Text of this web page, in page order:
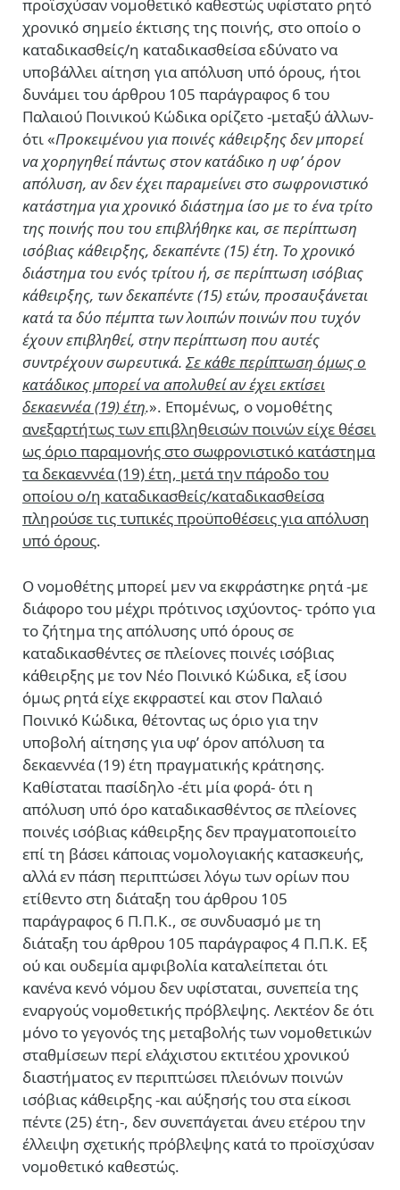
προϊσχύσαν νομοθετικό καθεστώς υφίστατο ρητό
χρονικό σημείο έκτισης της ποινής, στο οποίο ο
καταδικασθείς/η καταδικασθείσα εδύνατο να
υποβάλλει αίτηση για απόλυση υπό όρους, ήτοι
δυνάμει του άρθρου 105 παράγραφος 6 του
Παλαιού Ποινικού Κώδικα ορίζετο -μεταξύ άλλων-
ότι «Προκειμένου για ποινές κάθειρξης δεν μπορεί
να χορηγηθεί πάντως στον κατάδικο η υφ’ όρον
απόλυση, αν δεν έχει παραμείνει στο σωφρονιστικό
κατάστημα για χρονικό διάστημα ίσο με το ένα τρίτο
της ποινής που του επιβλήθηκε και, σε περίπτωση
ισόβιας κάθειρξης, δεκαπέντε (15) έτη. Το χρονικό
διάστημα του ενός τρίτου ή, σε περίπτωση ισόβιας
κάθειρξης, των δεκαπέντε (15) ετών, προσαυξάνεται
κατά τα δύο πέμπτα των λοιπών ποινών που τυχόν
έχουν επιβληθεί, στην περίπτωση που αυτές
συντρέχουν σωρευτικά.Σε κάθε περίπτωση όμως ο
κατάδικος μπορεί να απολυθεί αν έχει εκτίσει
δεκαεννέα (19) έτη.». Επομένως, ο νομοθέτης
ανεξαρτήτως των επιβληθεισών ποινών είχε θέσει
ως όριο παραμονής στο σωφρονιστικό κατάστημα
τα δεκαεννέα (19) έτη, μετά την πάροδο του
οποίου ο/η καταδικασθείς/καταδικασθείσα
πληρούσε τις τυπικές προϋποθέσεις για απόλυση
υπό όρους.
Ο νομοθέτης μπορεί μεν να εκφράστηκε ρητά -με
διάφορο του μέχρι πρότινος ισχύοντος- τρόπο για
το ζήτημα της απόλυσης υπό όρους σε
καταδικασθέντες σε πλείονες ποινές ισόβιας
κάθειρξης με τον Νέο Ποινικό Κώδικα, εξ ίσου
όμως ρητά είχε εκφραστεί και στον Παλαιό
Ποινικό Κώδικα, θέτοντας ως όριο για την
υποβολή αίτησης για υφ’ όρον απόλυση τα
δεκαεννέα (19) έτη πραγματικής κράτησης.
Καθίσταται πασίδηλο -έτι μία φορά- ότι η
απόλυση υπό όρο καταδικασθέντος σε πλείονες
ποινές ισόβιας κάθειρξης δεν πραγματοποιείτο
επί τη βάσει κάποιας νομολογιακής κατασκευής,
αλλά εν πάση περιπτώσει λόγω των ορίων που
ετίθεντο στη διάταξη του άρθρου 105
παράγραφος 6 Π.Π.Κ., σε συνδυασμό με τη
διάταξη του άρθρου 105 παράγραφος 4 Π.Π.Κ. Εξ
ού και ουδεμία αμφιβολία καταλείπεται ότι
κανένα κενό νόμου δεν υφίσταται, συνεπεία της
εναργούς νομοθετικής πρόβλεψης. Λεκτέον δε ότι
μόνο το γεγονός της μεταβολής των νομοθετικών
σταθμίσεων περί ελάχιστου εκτιτέου χρονικού
διαστήματος εν περιπτώσει πλειόνων ποινών
ισόβιας κάθειρξης -και αύξησής του στα είκοσι
πέντε (25) έτη-, δεν συνεπάγεται άνευ ετέρου την
έλλειψη σχετικής πρόβλεψης κατά το προϊσχύσαν
νομοθετικό καθεστώς.